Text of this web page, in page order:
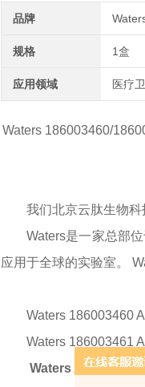
品牌
规格 1盒
应用领域 医疗
Waters 186003460/
我们北京云肽生物
Waters是一家总部
应用于全球的实验室。
Waters 186003460
Waters 186003461
Waters Acquity